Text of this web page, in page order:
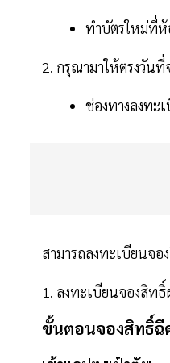
ทำบัตรใหม่ที่ห้
2. กรุณามาให้ตรงวันที่
ช่องทางลงทะ
สามารถลงทะเบียนจ
1. ลงทะเบียนจองสิท
ขั้นตอนจองสิทธิ์ฉี